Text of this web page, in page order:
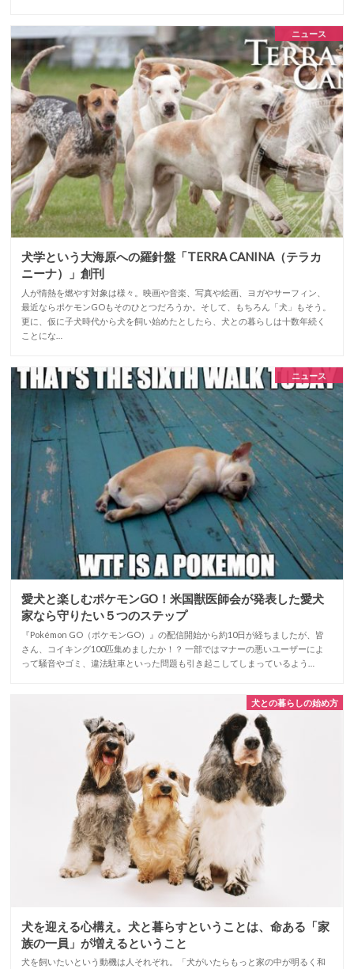
ニュース
犬学という大海原への羅針盤「TERRA CANINA（テラカ
ニーナ）」創刊
人が情熱を燃やす対象は様々。映画や音楽、写真や絵画、ヨガやサーフィン、
最近ならポケモンGOもそのひとつだろうか。そして、もちろん「犬」もそう。
更に、仮に子犬時代から犬を飼い始めたとしたら、犬との暮らしは十数年続く
ことにな…
ニュース
愛犬と楽しむポケモンGO！米国獣医師会が発表した愛犬
家なら守りたい５つのステップ
『Pokémon GO（ポケモンGO）』の配信開始から約10日が経ちましたが、皆
さん、コイキング100匹集めましたか！？ 一部ではマナーの悪いユーザーによ
って騒音やゴミ、違法駐車といった問題も引き起こしてしまっているよう…
犬との暮らしの始め方
犬を迎える心構え。犬と暮らすということは、命ある「家
族の一員」が増えるということ
犬を飼いたいという動機は人それぞれ。「犬がいたらもっと家の中が明るく和